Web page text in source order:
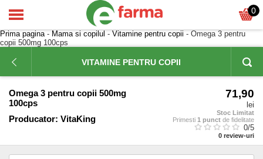
0
Prima pagina- Mama si copilul - Vitamine pentru copii - Omega 3 pentru
copii 500mg 100cps
VITAMINE PENTRU COPII
Omega 3 pentru copii 500mg
100cps
Producator: VitaKing
71,90
lei
Stoc Limitat
Primesti 1 punct de fidelitate
0/5
0 review-uri